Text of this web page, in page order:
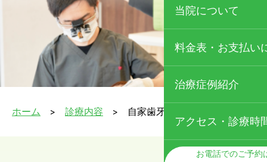
当院について
当院の特徴
院内・設備紹介
料金表・お支払い
治療症例紹介
アクセス・診療時
お電話でのご予約
ホーム 診療内容 自家歯牙移植